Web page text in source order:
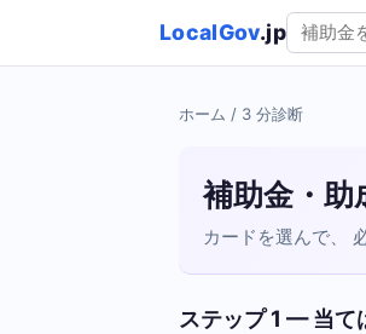
LocalGov.jp
ホーム / 3 分診断
補助金・助
カードを選んで、
ステップ 1 — 当て